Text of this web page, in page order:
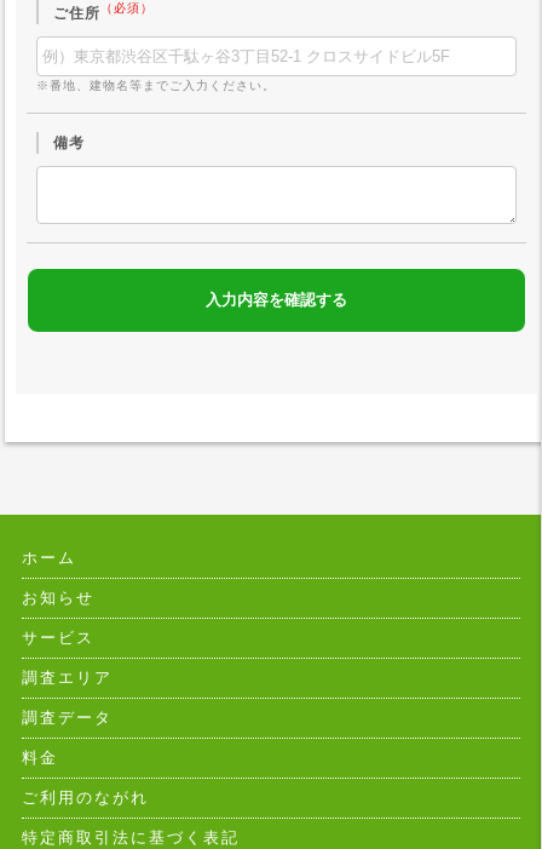
ご住所 （必須）
※番地、建物名等までご入力ください。
備考
入力内容を確認する
ホーム
お知らせ
サービス
調査エリア
調査データ
料金
ご利用のながれ
特定商取引法に基づく表記